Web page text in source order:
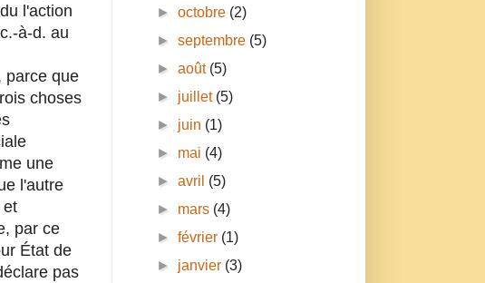
l'action
à-d. au
parce que
choses
une
l'autre
et
par ce
État de
pas
►octobre (2)
►septembre (5)
►août (5)
► juillet (5)
► juin (1)
► mai (4)
►avril (5)
► mars (4)
►février (1)
► janvier (3)